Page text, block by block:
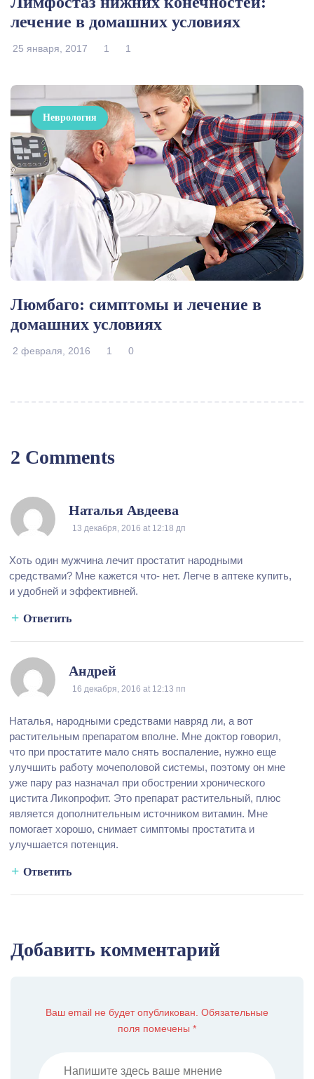
лечение в домашних условиях
25 января, 2017 1 1
Неврология
Люмбаго: симптомы и лечение в
домашних условиях
2 февраля, 2016 1 0
2 Comments
Наталья Авдеева
13 декабря, 2016 at 12:18 дп
Хоть один мужчина лечит простатит народными
средствами? Мне кажется что- нет. Легче в аптеке купить,
и удобней и эффективней.
Ответить
Андрей
16 декабря, 2016 at 12:13 пп
Наталья, народными средствами навряд ли, а вот
растительным препаратом вполне. Мне доктор говорил,
что при простатите мало снять воспаление, нужно еще
улучшить работу мочеполовой системы, поэтому он мне
уже пару раз назначал при обострении хронического
цистита Ликопрофит. Это препарат растительный, плюс
является дополнительным источником витамин. Мне
помогает хорошо, снимает симптомы простатита и
улучшается потенция.
Ответить
Добавить комментарий
Ваш email не будет опубликован. Обязательные
поля помечены *